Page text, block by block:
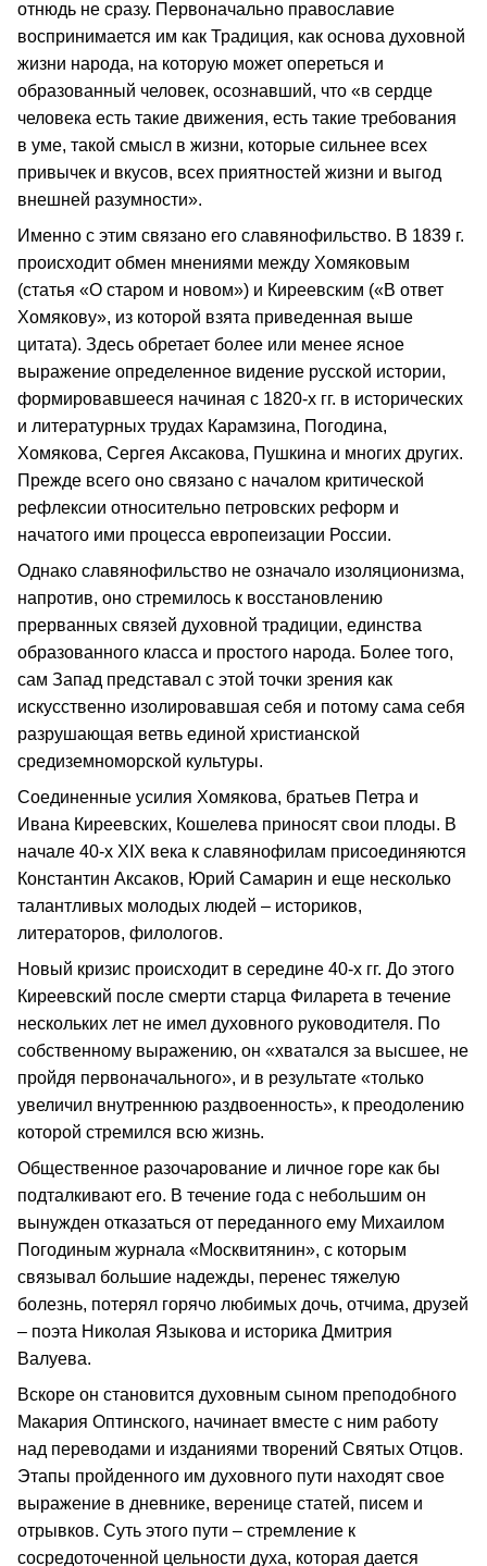
отнюдь не сразу. Первоначально православие
воспринимается им как Традиция, как основа духовной
жизни народа, на которую может опереться и
образованный человек, осознавший, что «в сердце
человека есть такие движения, есть такие требования
в уме, такой смысл в жизни, которые сильнее всех
привычек и вкусов, всех приятностей жизни и выгод
внешней разумности».
Именно с этим связано его славянофильство. В 1839 г.
происходит обмен мнениями между Хомяковым
(статья «О старом и новом») и Киреевским («В ответ
Хомякову», из которой взята приведенная выше
цитата). Здесь обретает более или менее ясное
выражение определенное видение русской истории,
формировавшееся начиная с 1820-х гг. в исторических
и литературных трудах Карамзина, Погодина,
Хомякова, Сергея Аксакова, Пушкина и многих других.
Прежде всего оно связано с началом критической
рефлексии относительно петровских реформ и
начатого ими процесса европеизации России.
Однако славянофильство не означало изоляционизма,
напротив, оно стремилось к восстановлению
прерванных связей духовной традиции, единства
образованного класса и простого народа. Более того,
сам Запад представал с этой точки зрения как
искусственно изолировавшая себя и потому сама себя
разрушающая ветвь единой христианской
средиземноморской культуры.
Соединенные усилия Хомякова, братьев Петра и
Ивана Киреевских, Кошелева приносят свои плоды. В
начале 40-х XIX века к славянофилам присоединяются
Константин Аксаков, Юрий Самарин и еще несколько
талантливых молодых людей – историков,
литераторов, филологов.
Новый кризис происходит в середине 40-х гг. До этого
Киреевский после смерти старца Филарета в течение
нескольких лет не имел духовного руководителя. По
собственному выражению, он «хватался за высшее, не
пройдя первоначального», и в результате «только
увеличил внутреннюю раздвоенность», к преодолению
которой стремился всю жизнь.
Общественное разочарование и личное горе как бы
подталкивают его. В течение года с небольшим он
вынужден отказаться от переданного ему Михаилом
Погодиным журнала «Москвитянин», с которым
связывал большие надежды, перенес тяжелую
болезнь, потерял горячо любимых дочь, отчима, друзей
– поэта Николая Языкова и историка Дмитрия
Валуева.
Вскоре он становится духовным сыном преподобного
Макария Оптинского, начинает вместе с ним работу
над переводами и изданиями творений Святых Отцов.
Этапы пройденного им духовного пути находят свое
выражение в дневнике, веренице статей, писем и
отрывков. Суть этого пути – стремление к
сосредоточенной цельности духа, которая дается